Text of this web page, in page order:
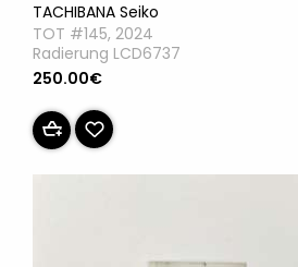
TACHIBANA Seiko
TOT #145, 2024
Radierung LCD6737
250.00€